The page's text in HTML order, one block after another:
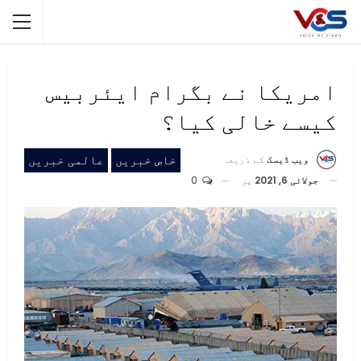
امریکا نے بگرام ایئربیس
کیسے خالی کیا؟
خاص خبریں عالمی خبریں ویب ڈیسک کے ذریعہ
جولائی 6, 2021
پر